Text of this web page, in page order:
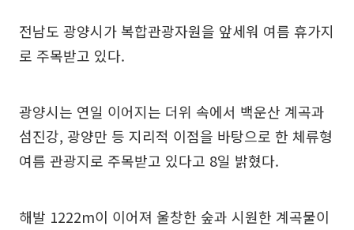
전남도 광양시가 복합관광자원을 앞세워 여름 휴가지
로 주목받고 있다.
광양시는 연일 이어지는 더위 속에서 백운산 계곡과
섬진강, 광양만 등 지리적 이점을 바탕으로 한 체류형
여름 관광지로 주목받고 있다고 8일 밝혔다.
해발 1222m이 이어져 울창한 숲과 시원한 계곡물이